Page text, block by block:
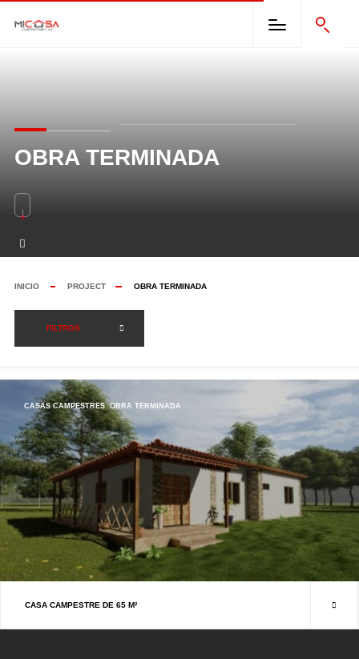
OBRA TERMINADA
INICIO PROJECT OBRA TERMINADA
FILTROS
CASAS CAMPESTRES OBRA TERMINADA
CASA CAMPESTRE DE 65 M²